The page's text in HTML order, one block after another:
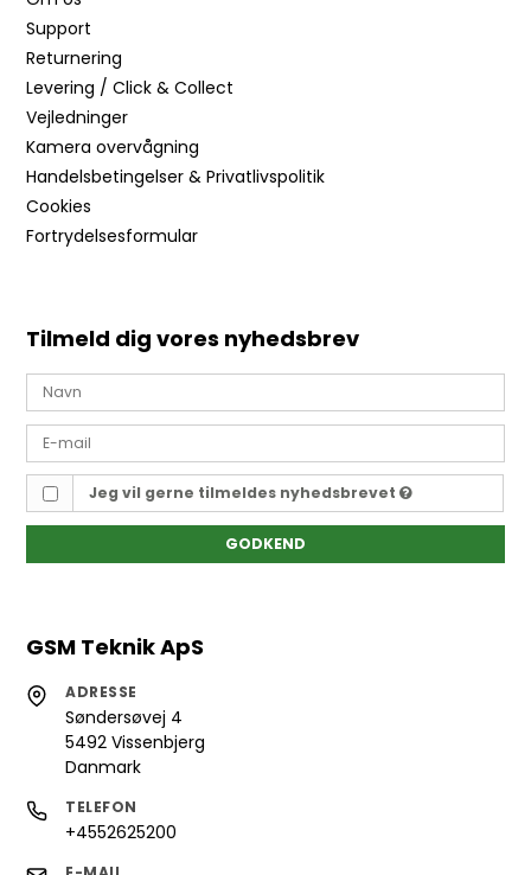
Support
Returnering
Levering / Click & Collect
Vejledninger
Kamera overvågning
Handelsbetingelser & Privatlivspolitik
Cookies
Fortrydelsesformular
Tilmeld dig vores nyhedsbrev
Jeg vil gerne tilmeldes nyhedsbrevet
GODKEND
GSM Teknik ApS
ADRESSE
Søndersøvej 4
5492 Vissenbjerg
Danmark
TELEFON
+4552625200